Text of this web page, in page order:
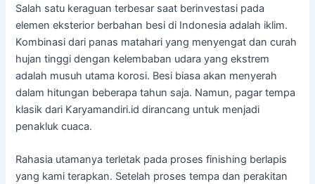
Salah satu keraguan terbesar saat berinvestasi pada
elemen eksterior berbahan besi di Indonesia adalah iklim.
Kombinasi dari panas matahari yang menyengat dan curah
hujan tinggi dengan kelembaban udara yang ekstrem
adalah musuh utama korosi. Besi biasa akan menyerah
dalam hitungan beberapa tahun saja. Namun, pagar tempa
klasik dari Karyamandiri.id dirancang untuk menjadi
penakluk cuaca.
Rahasia utamanya terletak pada proses finishing berlapis
yang kami terapkan. Setelah proses tempa dan perakitan